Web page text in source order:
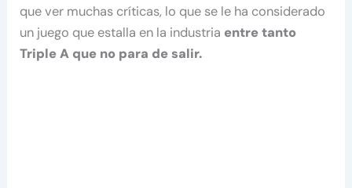
que ver muchas críticas, lo que se le ha considerado
un juego que estalla en la industria entre tanto
Triple A que no para de salir.